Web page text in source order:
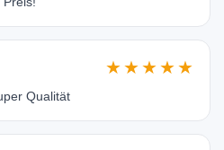
★★★★★
Qualität